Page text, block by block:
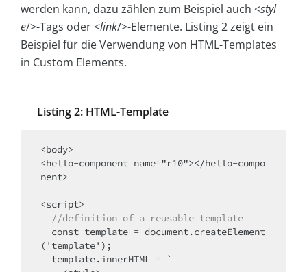
werden kann, dazu zählen zum Beispiel auch <styl
e/>-Tags oder <link/>-Elemente. Listing 2 zeigt ein
Beispiel für die Verwendung von HTML-Templates
in Custom Elements.
Listing 2: HTML-Template
<body>
<hello-component name="r10"></hello-compo
nent>
<script>
//definition of a reusable template
('template');